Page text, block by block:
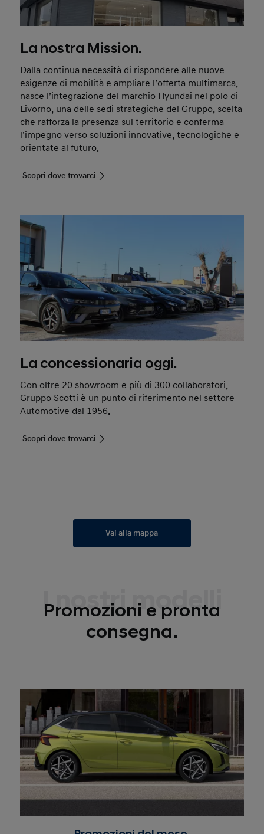
La nostra Mission.
Dalla continua necessità di rispondere alle nuove
esigenze di mobilità e ampliare l’offerta multimarca,
nasce l’integrazione del marchio Hyundai nel polo di
Livorno, una delle sedi strategiche del Gruppo, scelta
che rafforza la presenza sul territorio e conferma
l’impegno verso soluzioni innovative, tecnologiche e
orientate al futuro.
Scopri dove trovarci
La concessionaria oggi.
Con oltre 20 showroom e più di 300 collaboratori,
Gruppo Scotti è un punto di riferimento nel settore
Automotive dal 1956.
Scopri dove trovarci
Vai alla mappa
I nostri modelli
Promozioni e pronta
consegna.